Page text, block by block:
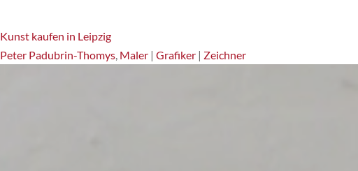
Kunst kaufen in Leipzig
Peter Padubrin-Thomys, Maler | Grafiker | Zeichner